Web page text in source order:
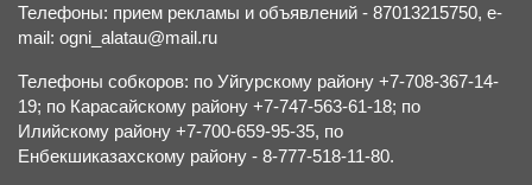
Телефоны: прием рекламы и объявлений - 87013215750, e-
mail: ogni_alatau@mail.ru
Телефоны собкоров: по Уйгурскому району +7-708-367-14-
19; по Карасайскому району +7-747-563-61-18; по
Илийскому району +7-700-659-95-35, по
Енбекшиказахскому району - 8-777-518-11-80.